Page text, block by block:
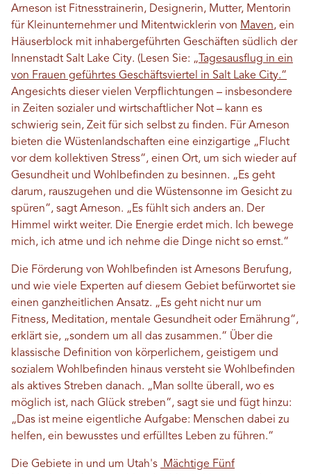
Arneson ist Fitnesstrainerin, Designerin, Mutter, Mentorin
für Kleinunternehmer und Mitentwicklerin von Maven, ein
Häuserblock mit inhabergeführten Geschäften südlich der
Innenstadt Salt Lake City. (Lesen Sie: „Tagesausflug in ein
von Frauen geführtes Geschäftsviertel in Salt Lake City.“
Angesichts dieser vielen Verpflichtungen – insbesondere
in Zeiten sozialer und wirtschaftlicher Not – kann es
schwierig sein, Zeit für sich selbst zu finden. Für Arneson
bieten die Wüstenlandschaften eine einzigartige „Flucht
vor dem kollektiven Stress“, einen Ort, um sich wieder auf
Gesundheit und Wohlbefinden zu besinnen. „Es geht
darum, rauszugehen und die Wüstensonne im Gesicht zu
spüren“, sagt Arneson. „Es fühlt sich anders an. Der
Himmel wirkt weiter. Die Energie erdet mich. Ich bewege
mich, ich atme und ich nehme die Dinge nicht so ernst.“
Die Förderung von Wohlbefinden ist Arnesons Berufung,
und wie viele Experten auf diesem Gebiet befürwortet sie
einen ganzheitlichen Ansatz. „Es geht nicht nur um
Fitness, Meditation, mentale Gesundheit oder Ernährung“,
erklärt sie, „sondern um all das zusammen.“ Über die
klassische Definition von körperlichem, geistigem und
sozialem Wohlbefinden hinaus versteht sie Wohlbefinden
als aktives Streben danach. „Man sollte überall, wo es
möglich ist, nach Glück streben“, sagt sie und fügt hinzu:
„Das ist meine eigentliche Aufgabe: Menschen dabei zu
helfen, ein bewusstes und erfülltes Leben zu führen.“
Die Gebiete in und um Utah's Mächtige Fünf